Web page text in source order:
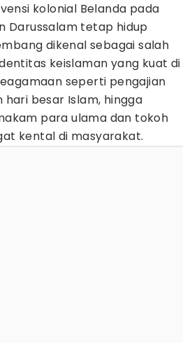
kolonial Belanda pada
Darussalam tetap hidup
dikenal sebagai salah
keislaman yang kuat di
seperti pengajian
besar Islam, hingga
para ulama dan tokoh
kental di masyarakat.